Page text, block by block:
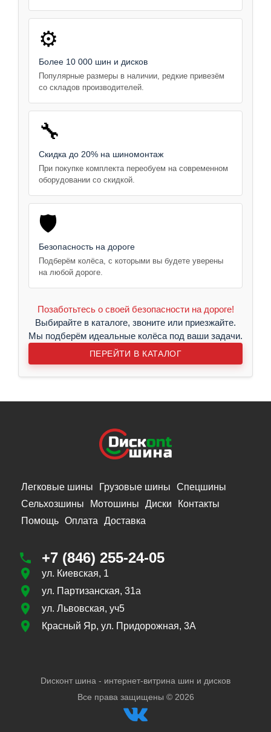
⚙️
Более 10 000 шин и дисков
Популярные размеры в наличии, редкие привезём
со складов производителей.
🔧
Скидка до 20% на шиномонтаж
При покупке комплекта переобуем на современном
оборудовании со скидкой.
🛡️
Безопасность на дороге
Подберём колёса, с которыми вы будете уверены
на любой дороге.
Позаботьтесь о своей безопасности на дороге!
Выбирайте в каталоге, звоните или приезжайте.
Мы подберём идеальные колёса под ваши задачи.
ПЕРЕЙТИ В КАТАЛОГ
Легковые шины Грузовые шины
Спецшины
Сельхозшины
Мотошины Диски
Контакты
Помощь Оплата Доставка
+7 (846) 255-24-05
ул. Киевская, 1
ул. Партизанская, 31а
ул. Львовская, уч5
Красный Яр, ул. Придорожная, 3А
Dисконт шина - интернет-витрина шин и дисков
Все права защищены © 2026